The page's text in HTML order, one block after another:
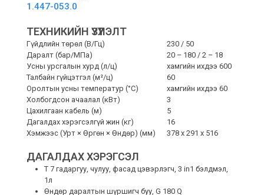
1.447-053.0
ТЕХНИКИЙН ҮЗҮҮЛЭЛТ
Гүйдлийн төрөл (В/Гц)
230 / 50
Даралт (бар/МПа)
20 – 180 / 2 – 18
Усны урсгалын хурд (л/ц)
хамгийн ихдээ 600
Талбайн гүйцэтгэл (м²/ц)
60
Оролтын усны температур (°C)
хамгийн ихдээ 60
Холбогдсон ачаалал (кВт)
3
Цахилгаан кабель (м)
5
Дагалдах хэрэгсэлгүй жин (кг)
16
Хэмжээс (Урт × Өргөн × Өндөр) (мм)
378 x 291 x 516
ДАГАЛДАХ ХЭРЭГСЭЛ
T 7 гадаргуу, чулуу, фасад цэвэрлэгч, 3 in1 бэлдмэл,
1л
Өндөр даралтын шүршигч буу, G 180 Q